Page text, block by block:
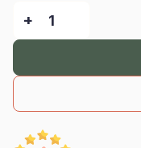
-
+